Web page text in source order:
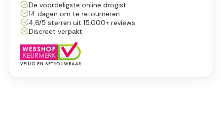
De voordeligste online drogist
14 dagen om te retourneren
4,6/5 sterren uit 15.000+ reviews
Discreet verpakt